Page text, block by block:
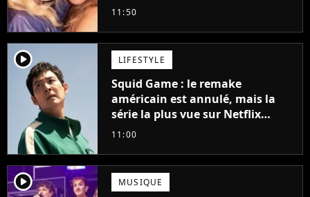
11:50
player2 LIFESTYLE
Squid Game : le remake
américain est annulé, mais la
série la plus vue sur Netflix
pourrait avoir une version
11:00
player2 MUSIQUE